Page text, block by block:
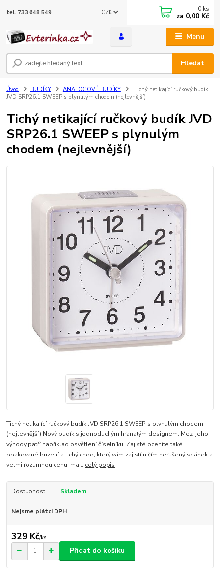
Menu
CZK
Hledat
tel. 733 648 549 0 ks
za 0,00 Kč
Úvod BUDÍKY ANALOGOVÉ BUDÍKY
Tichý netikající ručkový budík
JVD SRP26.1 SWEEP s plynulým chodem (nejlevnější)
Tichý netikající ručkový budík JVD
SRP26.1 SWEEP s plynulým
chodem (nejlevnější)
Tichý netikající ručkový budík JVD SRP26.1 SWEEP s plynulým chodem
(nejlevnější) Nový budík s jednoduchým hranatým designem. Mezi jeho
výhody patří například osvětlení číselníku. Zajisté oceníte také
opakované buzení a tichý chod, který vám zajistí ničím nerušený spánek a
velmi rozumnou cenu. ma... celý popis
Dostupnost Skladem
Nejsme plátci DPH
329 Kč/ks
Přidat do košíku